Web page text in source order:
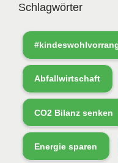
Schlagwörter
Abfallwirtschaft
CO2 Bilanz senken
Energie sparen